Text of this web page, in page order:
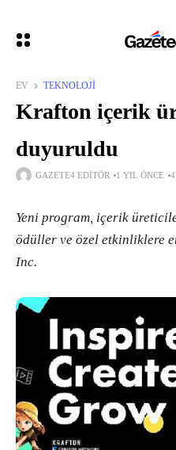
EV TEKNOLOJI
Krafton içerik
duyuruldu
GAZETE4 EDITÖR 1 YIL ÖNCE
Yeni program, içerik
ödüller ve özel etkinliklere
Inc.